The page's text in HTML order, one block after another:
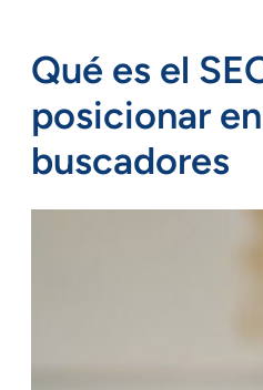
Qué es el
posicionar en
buscadores